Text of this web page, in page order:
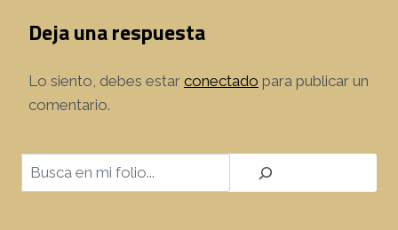
Deja una respuesta
Lo siento, debes estar conectado para publicar un
comentario.
Buscar